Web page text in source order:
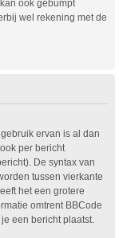
ook gebumpt
wel rekening met de
ervan is al dan
per bericht
De syntax van
tussen vierkante
het een grotere
omtrent BBCode
een bericht plaatst.